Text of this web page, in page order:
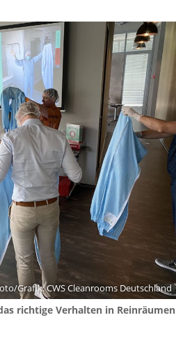
Grafik: CWS Cleanrooms Deutschland
richtige Verhalten in Reinräumen